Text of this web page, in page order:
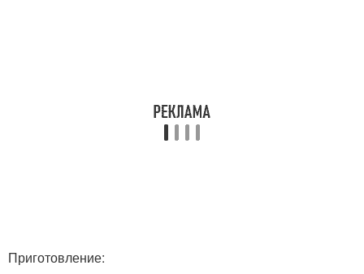
Приготовление: